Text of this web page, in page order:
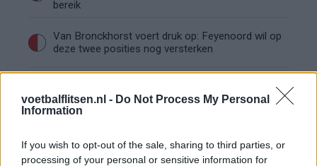
voetbalflitsen.nl - Do Not Process My Personal
Information
If you wish to opt-out of the sale, sharing to third parties, or
processing of your personal or sensitive information for
bereik
Van Bronckhorst voert druk op: Feyenoord wil op
deze twee posities nog versterken
Sauer naar Stuttgart bijna rond
en Hadj Moussa mogen vertrekken